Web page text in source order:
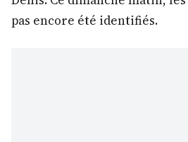
pas encore été identifiés.